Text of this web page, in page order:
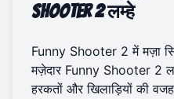
Shooter 2 लम्हे
Funny Shooter 2 में मज़ा
मज़ेदार Funny Shooter 2
हरकतों और खिलाड़ियों की